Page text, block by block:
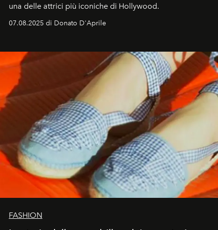
una delle attrici più iconiche di Hollywood.
07.08.2025 di Donato D'Aprile
FASHION